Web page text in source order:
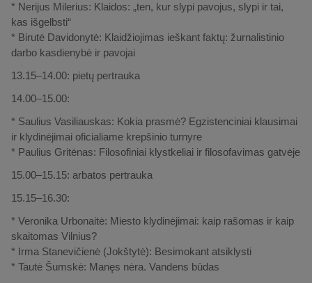
* Nerijus Milerius: Klaidos: „ten, kur slypi pavojus, slypi ir tai,
kas išgelbsti“
* Birutė Davidonytė: Klaidžiojimas ieškant faktų: žurnalistinio
darbo kasdienybė ir pavojai
13.15–14.00: pietų pertrauka
14.00–15.00:
* Saulius Vasiliauskas: Kokia prasmė? Egzistenciniai klausimai
ir klydinėjimai oficialiame krepšinio turnyre
* Paulius Gritėnas: Filosofiniai klystkeliai ir filosofavimas gatvėje
15.00–15.15: arbatos pertrauka
15.15–16.30:
* Veronika Urbonaitė: Miesto klydinėjimai: kaip rašomas ir kaip
skaitomas Vilnius?
* Irma Stanevičienė (Jokštytė): Besimokant atsiklysti
* Tautė Šumskė: Manęs nėra. Vandens būdas